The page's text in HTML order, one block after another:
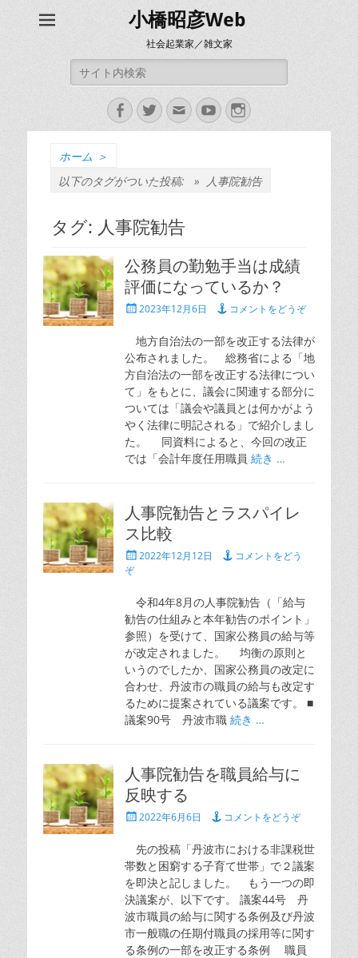
小橋昭彦Web
社会起業家／雑文家
索:
Facebook
Twitter
メ
ー
YouTubeInstagram
ホーム ＞
以下のタグがついた投稿: » 人事院勧告
タグ: 人事院勧告
公務員の勤勉手当は成績
評価になっているか？
投 2023年12月6日 コメントをどうぞ
地方自治法の一部を改正する法律が
公布されました。 総務省による「地
方自治法の一部を改正する法律につい
て」をもとに、議会に関連する部分に
ついては「議会や議員とは何かがよう
やく法律に明記される」で紹介しまし
た。 同資料によると、今回の改正
では「会計年度任用職員 続き …
人事院勧告とラスパイレ
ス比較
投
稿
2022年12月12日
コメントをどう
ぞ
令和4年8月の人事院勧告（「給与
勧告の仕組みと本年勧告のポイント」
参照）を受けて、国家公務員の給与等
が改定されました。 均衡の原則と
いうのでしたか、国家公務員の改定に
合わせ、丹波市の職員の給与も改定す
るために提案されている議案です。 ■
議案90号 丹波市職 続き …
人事院勧告を職員給与に
反映する
投 2022年6月6日 コメントをどうぞ
先の投稿「丹波市における非課税世
帯数と困窮する子育て世帯」で２議案
を即決と記しました。 もう一つの即
決議案が、以下です。 議案44号 丹
波市職員の給与に関する条例及び丹波
市一般職の任期付職員の採用等に関す
る条例の一部を改正する条例 職員